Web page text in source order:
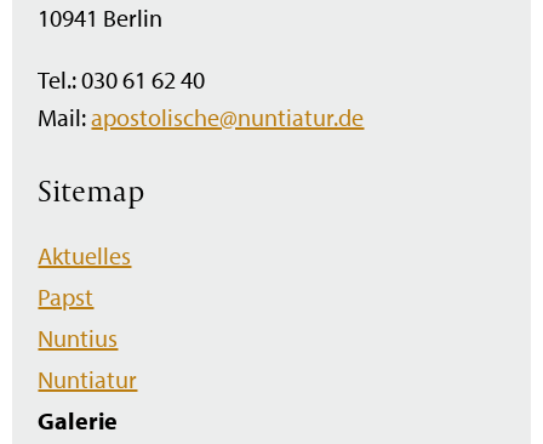
10941 Berlin
Tel.: 030 61 62 40
Mail:apostolische@nuntiatur.de
Sitemap
Navigation
überspringen
Aktuelles
Papst
Nuntius
Nuntiatur
Galerie